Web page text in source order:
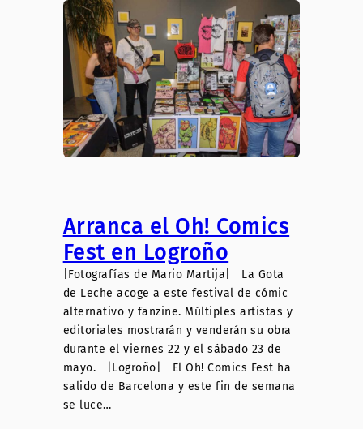
.
Arranca el Oh! Comics
Fest en Logroño
|Fotografías de Mario Martija| La Gota
de Leche acoge a este festival de cómic
alternativo y fanzine. Múltiples artistas y
editoriales mostrarán y venderán su obra
durante el viernes 22 y el sábado 23 de
mayo. |Logroño| El Oh! Comics Fest ha
salido de Barcelona y este fin de semana
se luce…